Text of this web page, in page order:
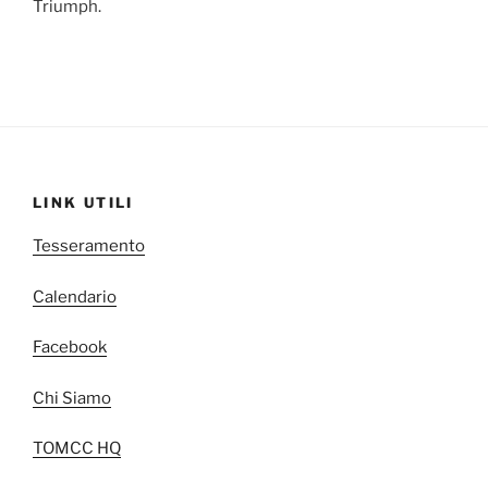
Triumph.
LINK UTILI
Tesseramento
Calendario
Facebook
Chi Siamo
TOMCC HQ